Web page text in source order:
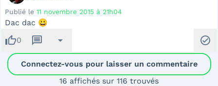
Publié le 11 novembre 2015 à 21h04
Dac dac 😀
thumb_up0 message arrow_drop_down check_circle
Connectez-vous pour laisser un commentaire
16 affichés sur 116 trouvés